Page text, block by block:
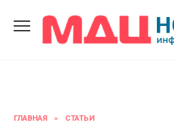
содержанию
ГЛАВНАЯ » СТАТЬИ